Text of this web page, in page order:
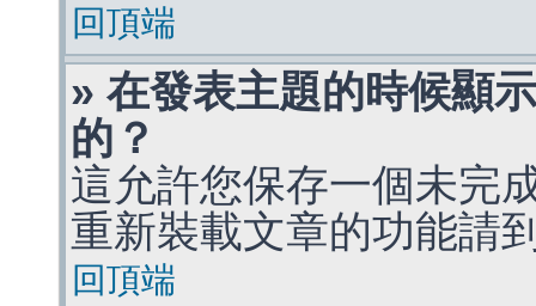
回頂端
» 在發表主題的時候顯
的？
這允許您保存一個未完
重新裝載文章的功能請
回頂端